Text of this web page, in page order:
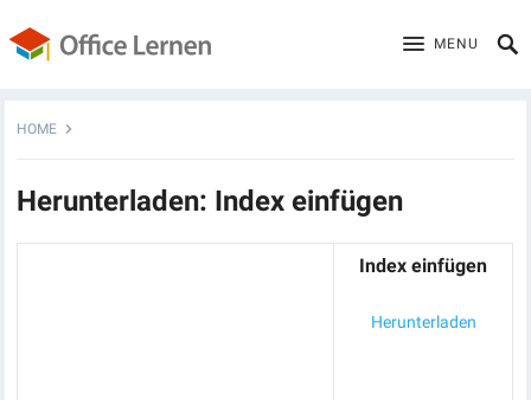
MENU
HOME
Herunterladen: Index einfügen
Index einfügen
Herunterladen